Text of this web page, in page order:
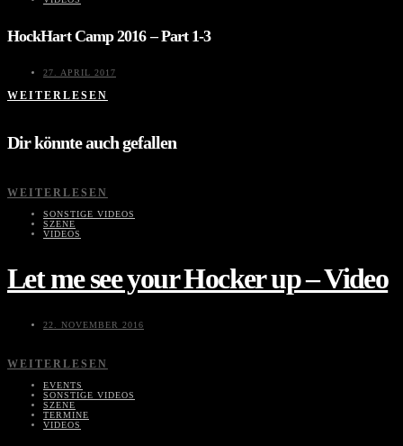
HockHart Camp 2016 – Part 1-3
27. APRIL 2017
WEITERLESEN
Dir könnte auch gefallen
WEITERLESEN
SONSTIGE VIDEOS
SZENE
VIDEOS
Let me see your Hocker up – Video
22. NOVEMBER 2016
WEITERLESEN
EVENTS
SONSTIGE VIDEOS
SZENE
TERMINE
VIDEOS